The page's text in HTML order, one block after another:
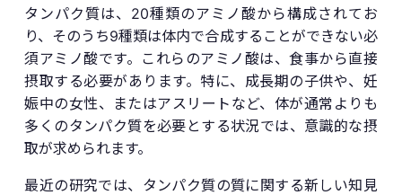
タンパク質は、20種類のアミノ酸から構成されてお
り、そのうち9種類は体内で合成することができない必
須アミノ酸です。これらのアミノ酸は、食事から直接
摂取する必要があります。特に、成長期の子供や、妊
娠中の女性、またはアスリートなど、体が通常よりも
多くのタンパク質を必要とする状況では、意識的な摂
取が求められます。
最近の研究では、タンパク質の質に関する新しい知見